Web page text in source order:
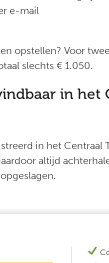
e-mail
opstellen? Voor
slechts € 1.050.
in het
in het Centraal
altijd